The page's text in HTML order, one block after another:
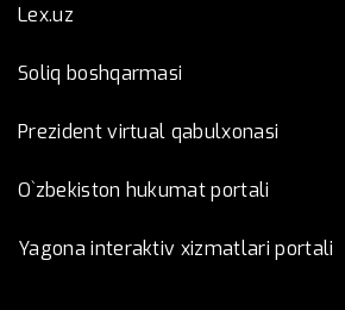
Lex.uz
Soliq boshqarmasi
Prezident virtual qabulxonasi
O`zbekiston hukumat portali
Yagona interaktiv xizmatlari portali